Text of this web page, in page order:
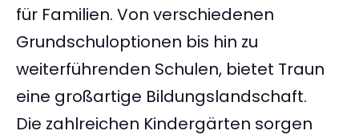
für Familien. Von verschiedenen
Grundschuloptionen bis hin zu
weiterführenden Schulen, bietet Traun
eine großartige Bildungslandschaft.
Die zahlreichen Kindergärten sorgen